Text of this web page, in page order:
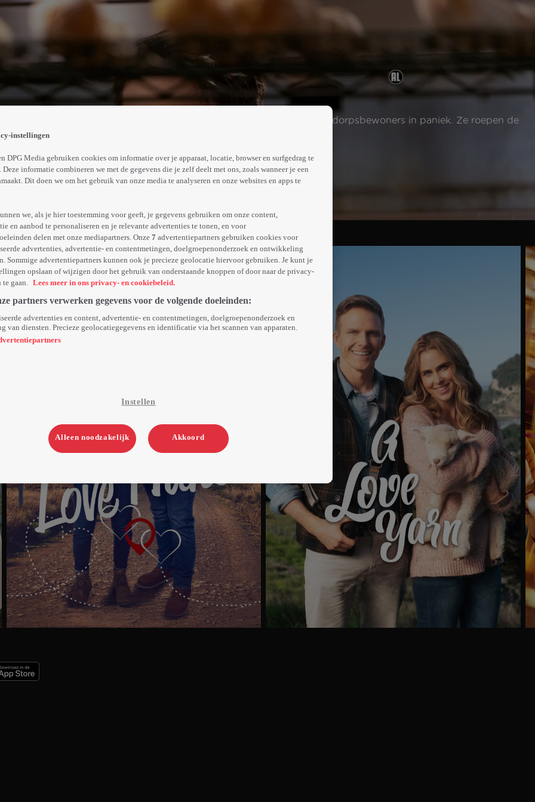
lokt. Als zijn broden de 'magie' beginnen te verliezen, raken de dorpsbewoners in paniek. Ze roepen de
Abonneren op Videoland
Trailer
instellingen
DPG Media gebruiken cookies om informatie over je apparaat, locatie, browser en surfgedrag te
Deze informatie combineren we met de gegevens die je zelf deelt met ons, zoals wanneer je een
Dit doen we om het gebruik van onze media te analyseren en onze websites en apps te
we, als je hier toestemming voor geeft, je gegevens gebruiken om onze content,
en aanbod te personaliseren en je relevante advertenties te tonen, en voor
delen met onze mediapartners. Onze 7 advertentiepartners gebruiken cookies voor
advertenties, advertentie- en contentmetingen, doelgroepenonderzoek en ontwikkeling
Sommige advertentiepartners kunnen ook je precieze geolocatie hiervoor gebruiken. Je kunt je
opslaan of wijzigen door het gebruik van onderstaande knoppen of door naar de privacy-
gaan.
Lees meer in ons privacy- en cookiebeleid.
partners verwerken gegevens voor de volgende doeleinden:
advertenties en content, advertentie- en contentmetingen, doelgroepenonderzoek en
van diensten. Precieze geolocatiegegevens en identificatie via het scannen van apparaten.
Instellen
Alleen noodzakelijk Akkoord